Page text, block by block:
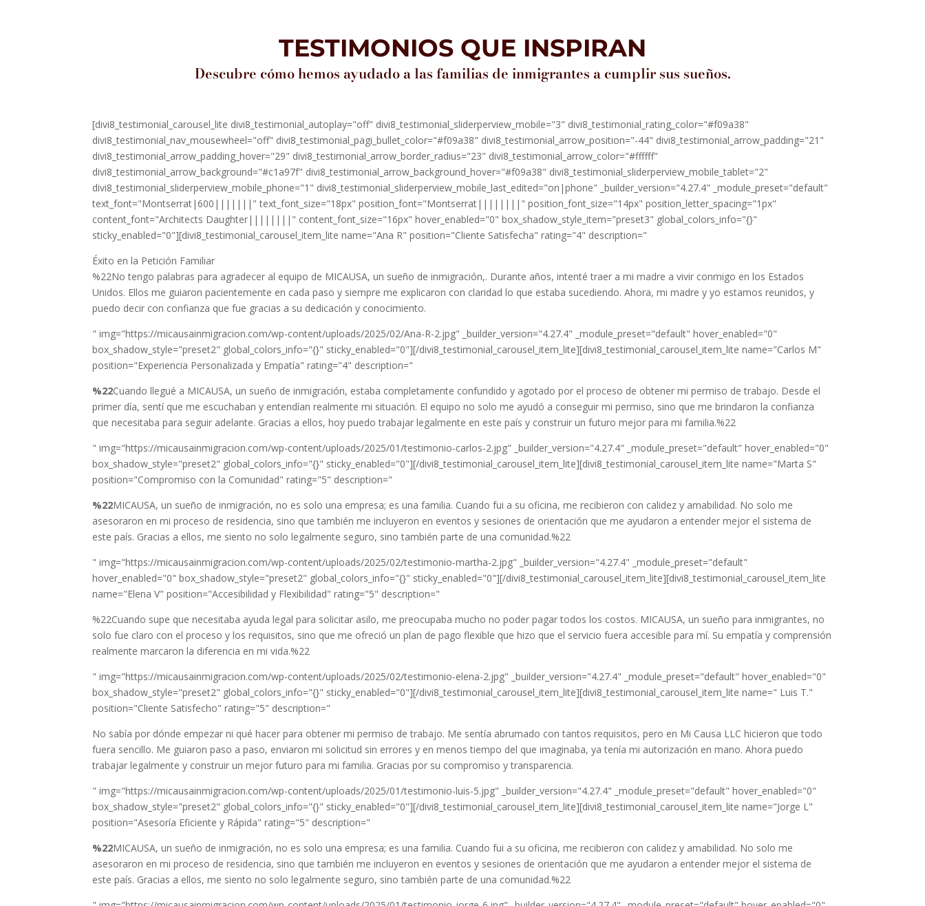
TESTIMONIOS QUE INSPIRAN
Descubre cómo hemos ayudado a las familias de inmigrantes a cumplir sus sueños.
[divi8_testimonial_carousel_lite divi8_testimonial_autoplay="off" divi8_testimonial_sliderperview_mobile="3" divi8_testimonial_rating_color="#f09a38"
divi8_testimonial_nav_mousewheel="off" divi8_testimonial_pagi_bullet_color="#f09a38" divi8_testimonial_arrow_position="-44" divi8_testimonial_arrow_padding="21"
divi8_testimonial_arrow_padding_hover="29" divi8_testimonial_arrow_border_radius="23" divi8_testimonial_arrow_color="#ffffff"
divi8_testimonial_arrow_background="#c1a97f" divi8_testimonial_arrow_background_hover="#f09a38" divi8_testimonial_sliderperview_mobile_tablet="2"
divi8_testimonial_sliderperview_mobile_phone="1" divi8_testimonial_sliderperview_mobile_last_edited="on|phone" _builder_version="4.27.4" _module_preset="default"
text_font="Montserrat|600|||||||" text_font_size="18px" position_font="Montserrat||||||||" position_font_size="14px" position_letter_spacing="1px"
content_font="Architects Daughter||||||||" content_font_size="16px" hover_enabled="0" box_shadow_style_item="preset3" global_colors_info="{}"
sticky_enabled="0"][divi8_testimonial_carousel_item_lite name="Ana R" position="Cliente Satisfecha" rating="4" description="
Éxito en la Petición Familiar
%22No tengo palabras para agradecer al equipo de MICAUSA, un sueño de inmigración,. Durante años, intenté traer a mi madre a vivir conmigo en los Estados
Unidos. Ellos me guiaron pacientemente en cada paso y siempre me explicaron con claridad lo que estaba sucediendo. Ahora, mi madre y yo estamos reunidos, y
puedo decir con confianza que fue gracias a su dedicación y conocimiento.
" img="https://micausainmigracion.com/wp-content/uploads/2025/02/Ana-R-2.jpg" _builder_version="4.27.4" _module_preset="default" hover_enabled="0"
box_shadow_style="preset2" global_colors_info="{}" sticky_enabled="0"][/divi8_testimonial_carousel_item_lite][divi8_testimonial_carousel_item_lite name="Carlos M"
position="Experiencia Personalizada y Empatía" rating="4" description="
%22Cuando llegué a MICAUSA, un sueño de inmigración, estaba completamente confundido y agotado por el proceso de obtener mi permiso de trabajo. Desde el
primer día, sentí que me escuchaban y entendían realmente mi situación. El equipo no solo me ayudó a conseguir mi permiso, sino que me brindaron la confianza
que necesitaba para seguir adelante. Gracias a ellos, hoy puedo trabajar legalmente en este país y construir un futuro mejor para mi familia.%22
" img="https://micausainmigracion.com/wp-content/uploads/2025/01/testimonio-carlos-2.jpg" _builder_version="4.27.4" _module_preset="default" hover_enabled="0"
box_shadow_style="preset2" global_colors_info="{}" sticky_enabled="0"][/divi8_testimonial_carousel_item_lite][divi8_testimonial_carousel_item_lite name="Marta S"
position="Compromiso con la Comunidad" rating="5" description="
%22MICAUSA, un sueño de inmigración, no es solo una empresa; es una familia. Cuando fui a su oficina, me recibieron con calidez y amabilidad. No solo me
asesoraron en mi proceso de residencia, sino que también me incluyeron en eventos y sesiones de orientación que me ayudaron a entender mejor el sistema de
este país. Gracias a ellos, me siento no solo legalmente seguro, sino también parte de una comunidad.%22
" img="https://micausainmigracion.com/wp-content/uploads/2025/02/testimonio-martha-2.jpg" _builder_version="4.27.4" _module_preset="default"
hover_enabled="0" box_shadow_style="preset2" global_colors_info="{}" sticky_enabled="0"][/divi8_testimonial_carousel_item_lite][divi8_testimonial_carousel_item_lite
name="Elena V" position="Accesibilidad y Flexibilidad" rating="5" description="
%22Cuando supe que necesitaba ayuda legal para solicitar asilo, me preocupaba mucho no poder pagar todos los costos. MICAUSA, un sueño para inmigrantes, no
solo fue claro con el proceso y los requisitos, sino que me ofreció un plan de pago flexible que hizo que el servicio fuera accesible para mí. Su empatía y comprensión
realmente marcaron la diferencia en mi vida.%22
" img="https://micausainmigracion.com/wp-content/uploads/2025/02/testimonio-elena-2.jpg" _builder_version="4.27.4" _module_preset="default" hover_enabled="0"
box_shadow_style="preset2" global_colors_info="{}" sticky_enabled="0"][/divi8_testimonial_carousel_item_lite][divi8_testimonial_carousel_item_lite name=" Luis T."
position="Cliente Satisfecho" rating="5" description="
No sabía por dónde empezar ni qué hacer para obtener mi permiso de trabajo. Me sentía abrumado con tantos requisitos, pero en Mi Causa LLC hicieron que todo
fuera sencillo. Me guiaron paso a paso, enviaron mi solicitud sin errores y en menos tiempo del que imaginaba, ya tenía mi autorización en mano. Ahora puedo
trabajar legalmente y construir un mejor futuro para mi familia. Gracias por su compromiso y transparencia.
" img="https://micausainmigracion.com/wp-content/uploads/2025/01/testimonio-luis-5.jpg" _builder_version="4.27.4" _module_preset="default" hover_enabled="0"
box_shadow_style="preset2" global_colors_info="{}" sticky_enabled="0"][/divi8_testimonial_carousel_item_lite][divi8_testimonial_carousel_item_lite name="Jorge L"
position="Asesoría Eficiente y Rápida" rating="5" description="
%22MICAUSA, un sueño de inmigración, no es solo una empresa; es una familia. Cuando fui a su oficina, me recibieron con calidez y amabilidad. No solo me
asesoraron en mi proceso de residencia, sino que también me incluyeron en eventos y sesiones de orientación que me ayudaron a entender mejor el sistema de
este país. Gracias a ellos, me siento no solo legalmente seguro, sino también parte de una comunidad.%22